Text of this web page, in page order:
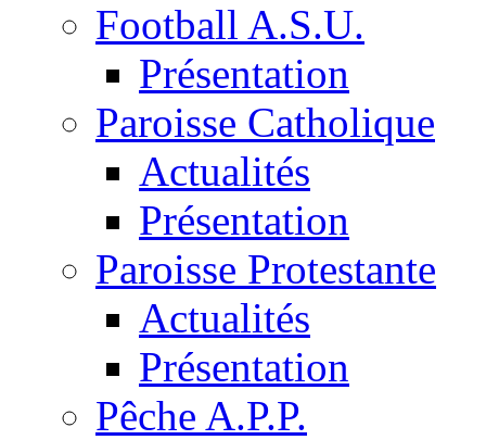
Football A.S.U.
Présentation
Paroisse Catholique
Actualités
Présentation
Paroisse Protestante
Actualités
Présentation
Pêche A.P.P.